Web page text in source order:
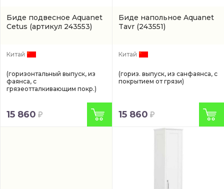
Биде подвесное Aquanet
Cetus (артикул 243553)
Китай
(горизонтальный выпуск, из
фаянса, с
грязеотталкивающим покр.)
15 860
Биде напольное Aquanet
Tavr (243551)
Китай
(гориз. выпуск, из санфаянса, с
покрытием от грязи)
15 860